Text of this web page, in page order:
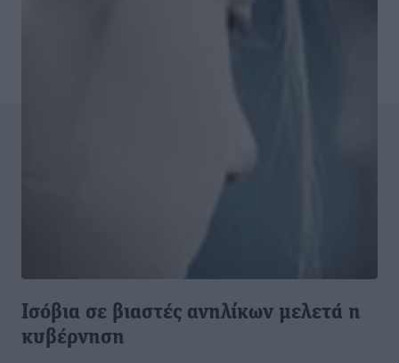
Ισόβια σε βιαστές ανηλίκων μελετά η
κυβέρνηση